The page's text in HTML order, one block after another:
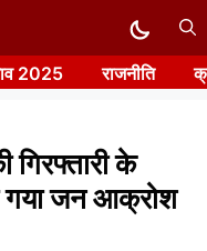
2025 राजनीति
गिरफ्तारी के
गया जन आक्रोश